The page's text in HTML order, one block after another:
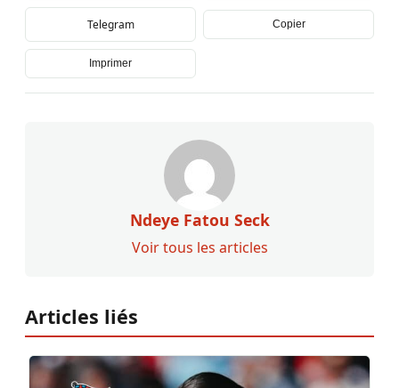
Telegram Copier
Imprimer
Ndeye Fatou Seck
Voir tous les articles
Articles liés